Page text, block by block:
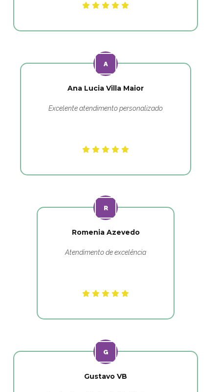
Ana Lucia Villa Maior
Excelente atendimento personalizado
Romenia Azevedo
Atendimento de excelência
Gustavo VB